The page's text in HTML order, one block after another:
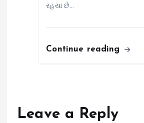
રહયા છે…
Continue reading
Leave a Reply